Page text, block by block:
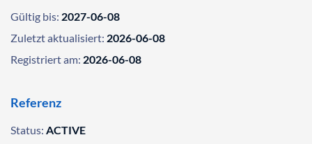
Gültig bis: 2027-06-08
Zuletzt aktualisiert: 2026-06-08
Registriert am: 2026-06-08
Referenz
Status: ACTIVE